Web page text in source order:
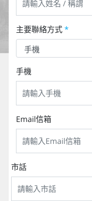
主要聯絡方式*
手機
Email信箱
市話